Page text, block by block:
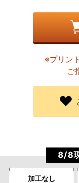
※プリン
ご
8/8
加工なし